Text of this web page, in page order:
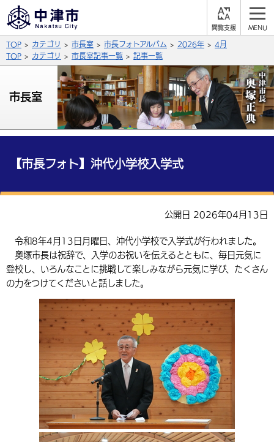
支
背景色
青 白
文字の大きさ
拡大 標準 縮小
言語を選択
英語（English） 中国語（簡体字）
中国語（繁体字） 韓国語（한국어）
組織案内
公式SNS
X (Twitter) YouTube
サイト内検索
総合メニュー
保険・年金
福祉・介護 健康・予防
税金 住宅・インフラ
環境・衛生
外国人の方向け情報
入札・契約 産業・雇用
農林水産業 税金
都市整備
子育て・教育
施設情報 子どもを預ける
手当・助成
相談・支援・情報 計画・施策
観光・移住
遊ぶ・体験する グルメ・食べる
買う・おみやげ 四季のイベント・祭り
移住・定住
中津市について 市役所の紹介
地方創生・地域活性化 広報・広聴
行政・計画
TOP カテゴリ 市長室 市長フォトアルバム 2026年
4月
TOP
カテゴリ 市長室記事一覧 記事一覧
市長室
【市長フォト】沖代小学校入学式
公開日 2026年04月13日
令和8年4月13日月曜日、沖代小学校で入学式が行われました。
奥塚市長は祝辞で、入学のお祝いを伝えるとともに、毎日元気に
登校し、いろんなことに挑戦して楽しみながら元気に学び、たくさん
の力をつけてくださいと話しました。